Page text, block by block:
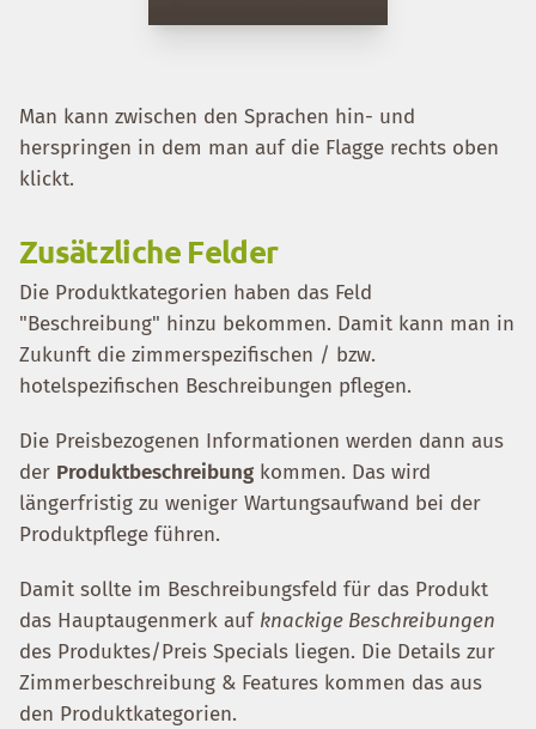
Man kann zwischen den Sprachen hin- und
herspringen in dem man auf die Flagge rechts oben
klickt.
Zusätzliche Felder
Die Produktkategorien haben das Feld
"Beschreibung" hinzu bekommen. Damit kann man in
Zukunft die zimmerspezifischen / bzw.
hotelspezifischen Beschreibungen pflegen.
Die Preisbezogenen Informationen werden dann aus
der Produktbeschreibung kommen. Das wird
längerfristig zu weniger Wartungsaufwand bei der
Produktpflege führen.
Damit sollte im Beschreibungsfeld für das Produkt
das Hauptaugenmerk auf knackige Beschreibungen
des Produktes/Preis Specials liegen. Die Details zur
Zimmerbeschreibung & Features kommen das aus
den Produktkategorien.